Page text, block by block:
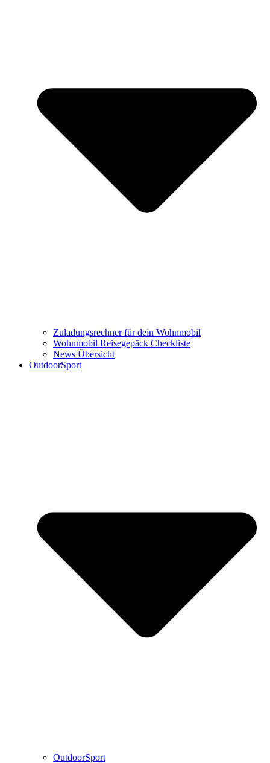
Zuladungsrechner für dein Wohnmobil
Wohnmobil Reisegepäck Checkliste
News Übersicht
OutdoorSport
OutdoorSport